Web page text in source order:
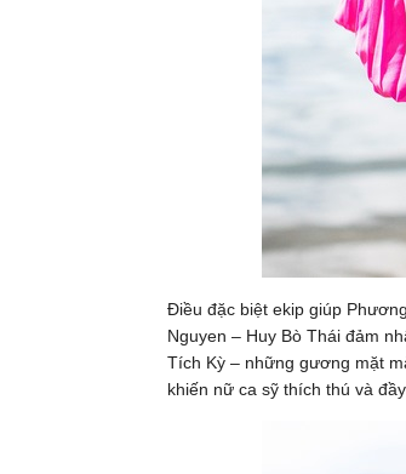
Điều đặc biệt ekip giúp
Nguyen – Huy Bò Thái đảm
Tích Kỳ – những gương mặt
khiến nữ ca sỹ thích thú và